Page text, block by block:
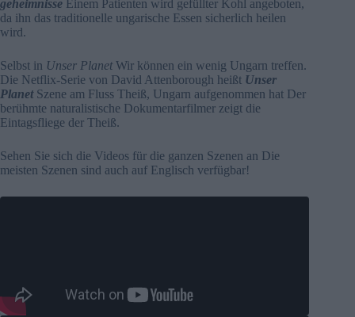
geheimnisse Einem Patienten wird gefüllter Kohl angeboten,
da ihn das traditionelle ungarische Essen sicherlich heilen
wird.
Selbst in Unser Planet Wir können ein wenig Ungarn treffen.
Die Netflix-Serie von David Attenborough heißt Unser
PlanetSzene am Fluss Theiß, Ungarn aufgenommen hat Der
berühmte naturalistische Dokumentarfilmer zeigt die
Eintagsfliege der Theiß.
Sehen Sie sich die Videos für die ganzen Szenen an Die
meisten Szenen sind auch auf Englisch verfügbar!